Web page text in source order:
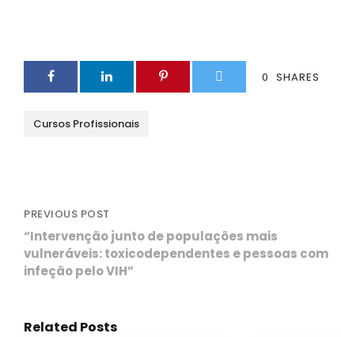
0 SHARES
Cursos Profissionais
PREVIOUS POST
“Intervenção junto de populações mais
vulneráveis: toxicodependentes e pessoas com
infeção pelo VIH”
Related Posts
Ciência e Tecnologia